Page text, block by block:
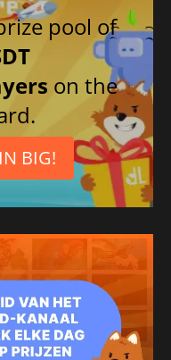
pool of
on the
BIG!